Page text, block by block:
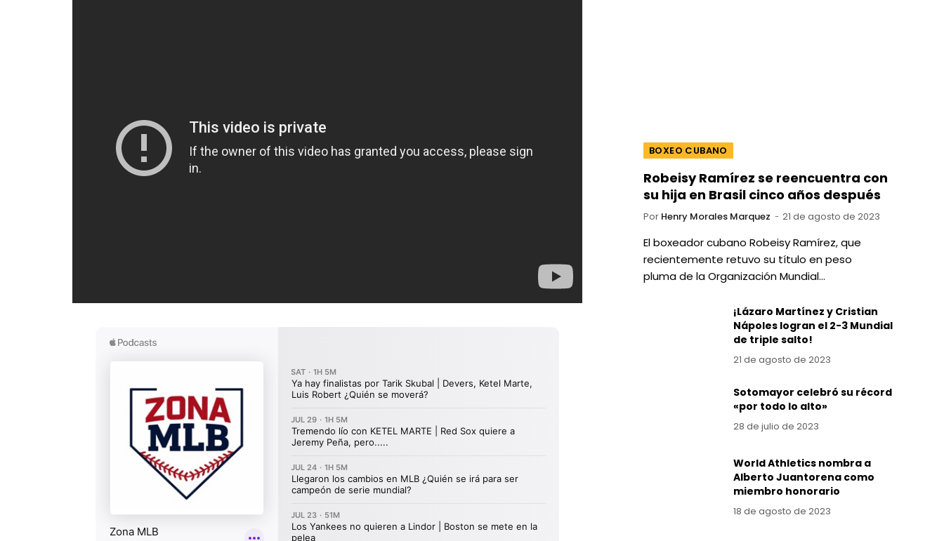
BOXEO CUBANO
Robeisy Ramírez se reencuentra con
su hija en Brasil cinco años después
Por Henry Morales Marquez 21 de agosto de 2023
El boxeador cubano Robeisy Ramírez, que
recientemente retuvo su título en peso
pluma de la Organización Mundial…
¡Lázaro Martínez y Cristian
Nápoles logran el 2-3 Mundial
de triple salto!
21 de agosto de 2023
Sotomayor celebró su récord
«por todo lo alto»
28 de julio de 2023
World Athletics nombra a
Alberto Juantorena como
miembro honorario
18 de agosto de 2023